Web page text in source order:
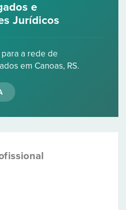
e
Jurídicos
a rede de
em Canoas, RS.